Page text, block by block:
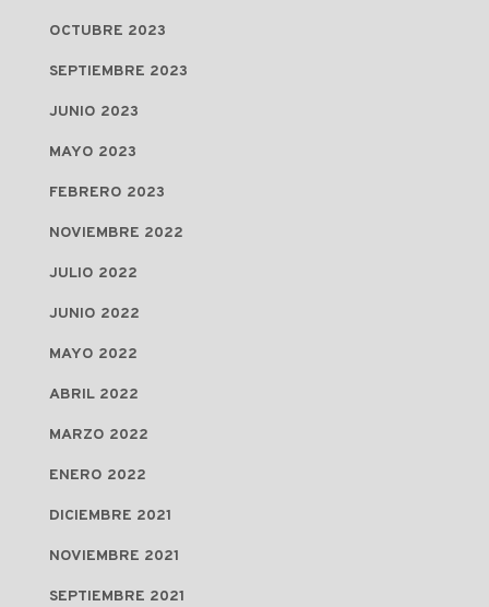
OCTUBRE 2023
SEPTIEMBRE 2023
JUNIO 2023
MAYO 2023
FEBRERO 2023
NOVIEMBRE 2022
JULIO 2022
JUNIO 2022
MAYO 2022
ABRIL 2022
MARZO 2022
ENERO 2022
DICIEMBRE 2021
NOVIEMBRE 2021
SEPTIEMBRE 2021